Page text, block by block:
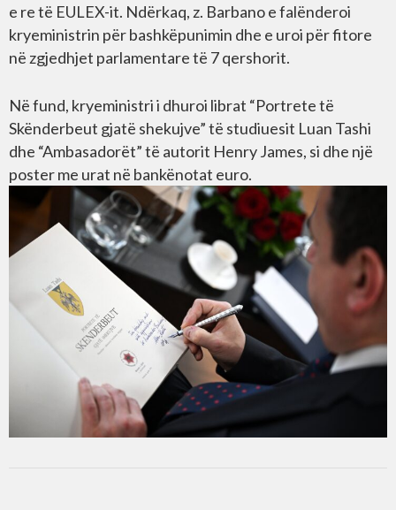
e re të EULEX-it. Ndërkaq, z. Barbano e falënderoi
kryeministrin për bashkëpunimin dhe e uroi për fitore
në zgjedhjet parlamentare të 7 qershorit.
Në fund, kryeministri i dhuroi librat “Portrete të
Skënderbeut gjatë shekujve” të studiuesit Luan Tashi
dhe “Ambasadorët” të autorit Henry James, si dhe një
poster me urat në bankënotat euro.